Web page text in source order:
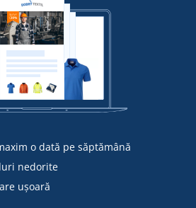
o dată pe săptămână
nedorite
ușoară